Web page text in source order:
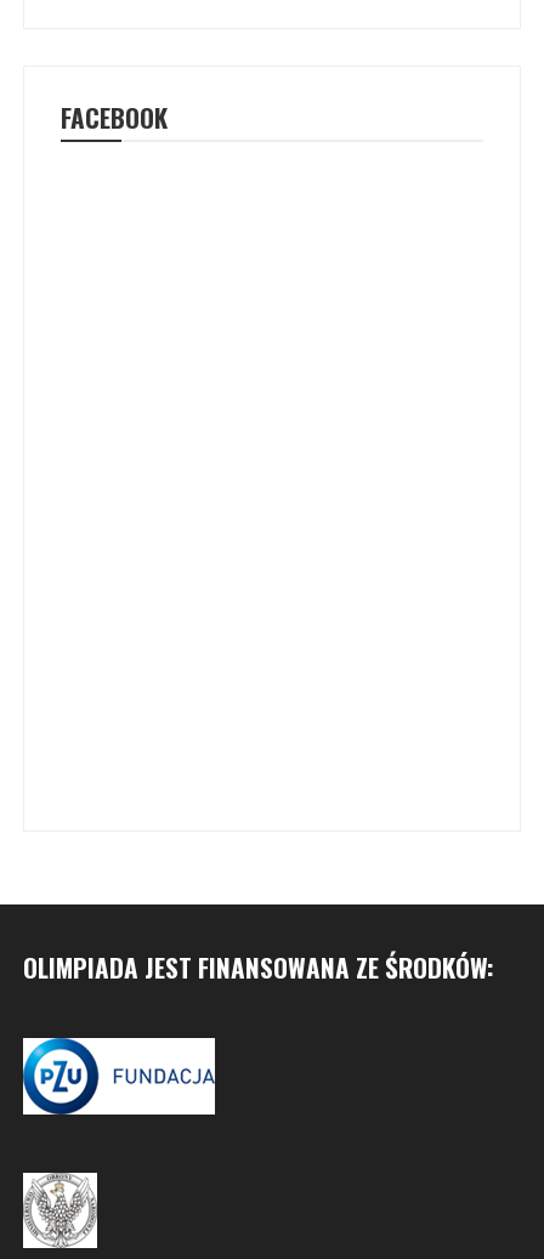
FACEBOOK
OLIMPIADA JEST FINANSOWANA ZE ŚRODKÓW: